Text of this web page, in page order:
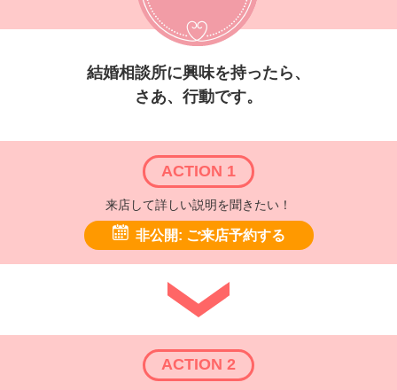
結婚相談所に興味を持ったら、
さあ、行動です。
ACTION 1
来店して詳しい説明を聞きたい！
非公開: ご来店予約する
ACTION 2